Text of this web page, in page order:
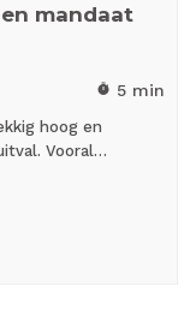
mandaat
timer 5 min
hoog en
Vooral…